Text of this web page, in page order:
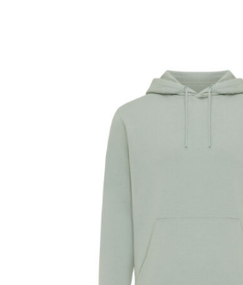
Verjaardagen
Voetbal, EK en WK
Voor de bouw
Zomergeschenken